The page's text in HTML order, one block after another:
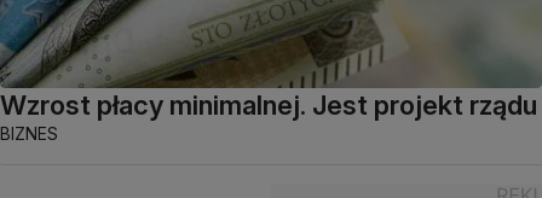
Wzrost płacy minimalnej. Jest projekt rządu
BIZNES